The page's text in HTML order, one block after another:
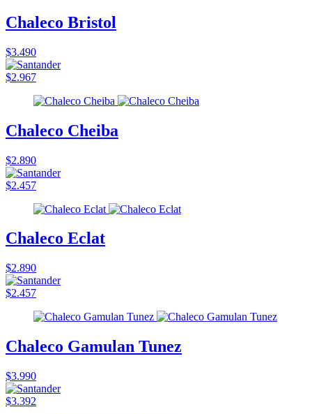
Chaleco Bristol
$3.490
$2.967
Chaleco Cheiba
$2.890
$2.457
Chaleco Eclat
$2.890
$2.457
Chaleco Gamulan Tunez
$3.990
$3.392